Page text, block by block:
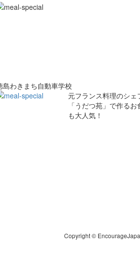
島わきまち自動車学校
元フランス料理のシ
「うだつ苑」で作る
も大人気！
Copyright ©